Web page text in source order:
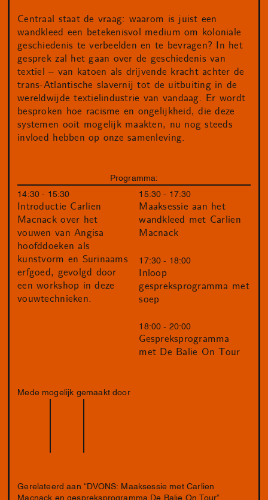
Centraal staat de vraag: waarom is juist een
wandkleed een betekenisvol medium om koloniale
geschiedenis te verbeelden en te bevragen? In het
gesprek zal het gaan over de geschiedenis van
textiel – van katoen als drijvende kracht achter de
trans-Atlantische slavernij tot de uitbuiting in de
wereldwijde textielindustrie van vandaag. Er wordt
besproken hoe racisme en ongelijkheid, die deze
systemen ooit mogelijk maakten, nu nog steeds
invloed hebben op onze samenleving.
Programma:
14:30 - 15:30
Introductie Carlien
Macnack over het
vouwen van Angisa
hoofddoeken als
kunstvorm en Surinaams
erfgoed, gevolgd door
een workshop in deze
vouwtechnieken.
15:30 - 17:30
Maaksessie aan het
wandkleed met Carlien
Macnack
17:30 - 18:00
Inloop
gespreksprogramma met
soep
18:00 - 20:00
Gespreksprogramma
met De Balie On Tour
Mede mogelijk gemaakt door
Gerelateerd aan “DVONS: Maaksessie met Carlien
Macnack en gespreksprogramma De Balie On Tour”